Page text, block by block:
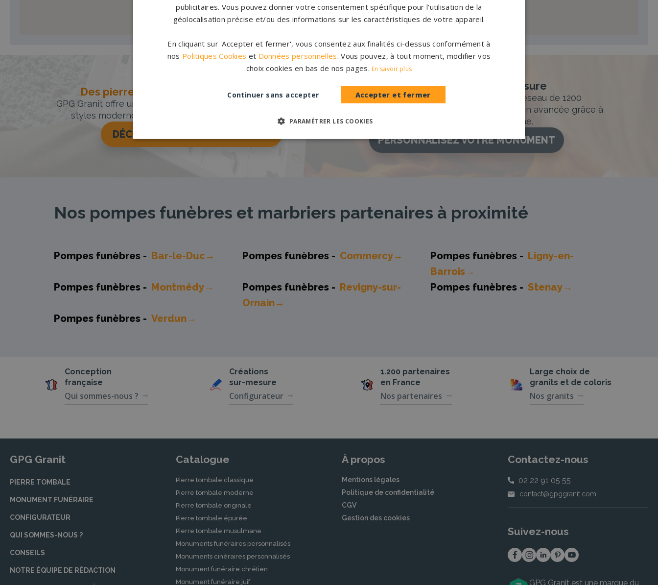
Des pierres tombales uniques et originales
GPG Granit offre un large choix de pierres tombales en granit de
styles modernes, classiques ou originales à personnaliser.
DÉCOUVREZ NOTRE CATALOGUE
Accompagnement sur-mesure
Un accompagnement sur mesure et un réseau de 1200
partenaires partout en France. Personnalisation avancée grâce à
notre configurateur 3D en ligne.
PERSONNALISEZ VOTRE MONUMENT
Nos pompes funèbres et marbriers partenaires à proximité
Pompes funèbres - Bar-le-Duc→ Pompes funèbres - Commercy→ Pompes funèbres - Ligny-en-
Barrois→
Pompes funèbres - Montmédy→ Pompes funèbres - Revigny-sur-
Ornain→
Pompes funèbres - Stenay→
Pompes funèbres - Verdun→
Conception
française
Qui sommes-nous ?
Créations
sur-mesure
Configurateur
1.200 partenaires
en France
Nos partenaires
Large choix de
granits et de coloris
Nos granits
GPG Granit
PIERRE TOMBALE
MONUMENT FUNÉRAIRE
CONFIGURATEUR
QUI SOMMES-NOUS ?
CONSEILS
NOTRE ÉQUIPE DE RÉDACTION
Catalogue
Pierre tombale classique
Pierre tombale moderne
Pierre tombale originale
Pierre tombale épurée
Pierre tombale musulmane
Monuments funéraires personnalisés
Monuments cinéraires personnalisés
Monument funéraire chrétien
Monument funéraire juif
À propos
Mentions légales
Politique de confidentialité
CGV
Gestion des cookies
Contactez-nous
02 22 91 05 55
contact@gpggranit.com
Suivez-nous
GPG Granit est une marque du
publicitaires. Vous pouvez donner votre consentement spécifique pour l’utilisation de la
géolocalisation précise et/ou des informations sur les caractéristiques de votre appareil.
En cliquant sur 'Accepter et fermer', vous consentez aux finalités ci-dessus conformément à
nos Politiques Cookies et Données personnelles. Vous pouvez, à tout moment, modifier vos
choix cookies en bas de nos pages. En savoir plus
Accepter et fermer
Continuer sans accepter
PARAMÉTRER LES COOKIES